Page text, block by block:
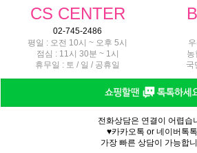
CS CENTER
02-745-2486
평일 : 오전 10시 ~ 오후 5시
점심 : 11시 30분 ~ 1시
휴무일 : 토 / 일 / 공휴일
국
전화상담은 연결이 어렵습
♥카카오톡 or 네이버톡
가장 빠른 상담이 가능합